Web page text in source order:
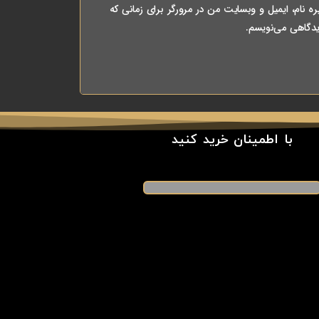
نام، ایمیل و وبسایت من در مرورگر برای زمانی که
می‌نویسم.
با اطمینان خرید کنید